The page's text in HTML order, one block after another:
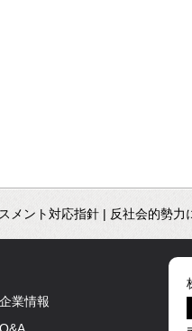
メント対応指針 | 反社会的勢力
企業情報